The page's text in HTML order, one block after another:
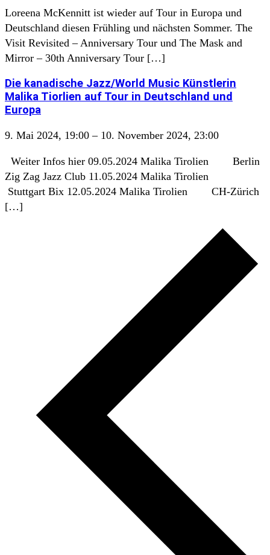
Loreena McKennitt ist wieder auf Tour in Europa und
Deutschland diesen Frühling und nächsten Sommer. The
Visit Revisited – Anniversary Tour und The Mask and
Mirror – 30th Anniversary Tour […]
Die kanadische Jazz/World Music Künstlerin
Malika Tiorlien auf Tour in Deutschland und
Europa
9. Mai 2024, 19:00 – 10. November 2024, 23:00
Weiter Infos hier 09.05.2024 Malika Tirolien Berlin
Zig Zag Jazz Club 11.05.2024 Malika Tirolien
Stuttgart Bix 12.05.2024 Malika Tirolien CH-Zürich
[…]